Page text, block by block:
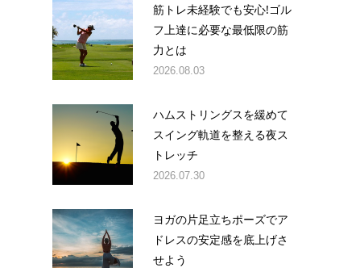
筋トレ未経験でも安心!ゴル
フ上達に必要な最低限の筋
力とは
2026.08.03
ハムストリングスを緩めて
スイング軌道を整える夜ス
トレッチ
2026.07.30
ヨガの片足立ちポーズでア
ドレスの安定感を底上げさ
せよう